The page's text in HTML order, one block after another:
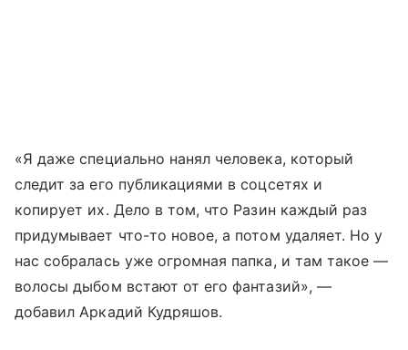
«Я даже специально нанял человека, который
следит за его публикациями в соцсетях и
копирует их. Дело в том, что Разин каждый раз
придумывает что-то новое, а потом удаляет. Но у
нас собралась уже огромная папка, и там такое —
волосы дыбом встают от его фантазий», —
добавил Аркадий Кудряшов.